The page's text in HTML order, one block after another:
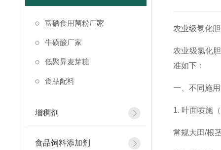
富硒食用菌粉厂家
牛磺酸厂家
低聚异麦芽糖
食品配料
增稠剂
食品饲料添加剂
农业级氯化
农业级氯化
准如下：
一、不同施
1. 叶面喷施
常规大田/根